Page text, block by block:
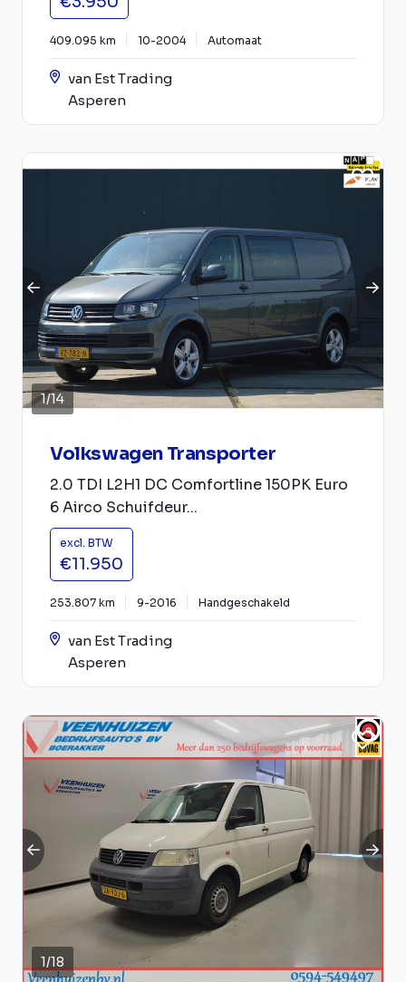
409.095 km 10-2004 Automaat
van Est Trading
Asperen
1/14
Volkswagen Transporter
2.0 TDI L2H1 DC Comfortline 150PK Euro
6 Airco Schuifdeur...
excl. BTW
€11.950
253.807 km 9-2016 Handgeschakeld
van Est Trading
Asperen
1/18